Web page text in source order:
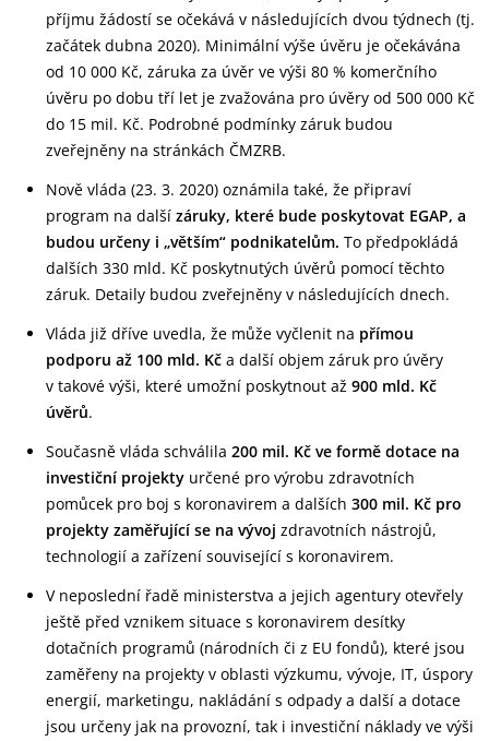
příjmu žádostí se očekává v následujících dvou týdnech (tj.
začátek dubna 2020). Minimální výše úvěru je očekávána
od 10 000 Kč, záruka za úvěr ve výši 80 % komerčního
úvěru po dobu tří let je zvažována pro úvěry od 500 000 Kč
do 15 mil. Kč. Podrobné podmínky záruk budou
zveřejněny na stránkách ČMZRB.
Nově vláda (23. 3. 2020) oznámila také, že připraví
program na další záruky, které bude poskytovat EGAP, a
budou určeny i „větším“ podnikatelům. To předpokládá
dalších 330 mld. Kč poskytnutých úvěrů pomocí těchto
záruk. Detaily budou zveřejněny v následujících dnech.
Vláda již dříve uvedla, že může vyčlenit na přímou
podporu až 100 mld. Kč a další objem záruk pro úvěry
v takové výši, které umožní poskytnout až 900 mld. Kč
úvěrů.
Současně vláda schválila 200 mil. Kč ve formě dotace na
investiční projekty určené pro výrobu zdravotních
pomůcek pro boj s koronavirem a dalších 300 mil. Kč pro
projekty zaměřující se na vývoj zdravotních nástrojů,
technologií a zařízení související s koronavirem.
V neposlední řadě ministerstva a jejich agentury otevřely
ještě před vznikem situace s koronavirem desítky
dotačních programů (národních či z EU fondů), které jsou
zaměřeny na projekty v oblasti výzkumu, vývoje, IT, úspory
energií, marketingu, nakládání s odpady a další a dotace
jsou určeny jak na provozní, tak i investiční náklady ve výši